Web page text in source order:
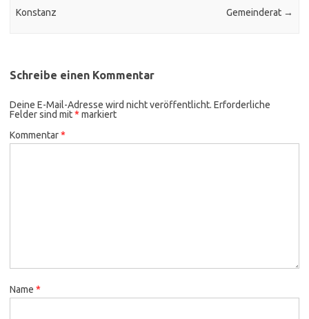
Konstanz
Gemeinderat →
Schreibe einen Kommentar
Deine E-Mail-Adresse wird nicht veröffentlicht. Erforderliche
Felder sind mit* markiert
Kommentar*
Name *